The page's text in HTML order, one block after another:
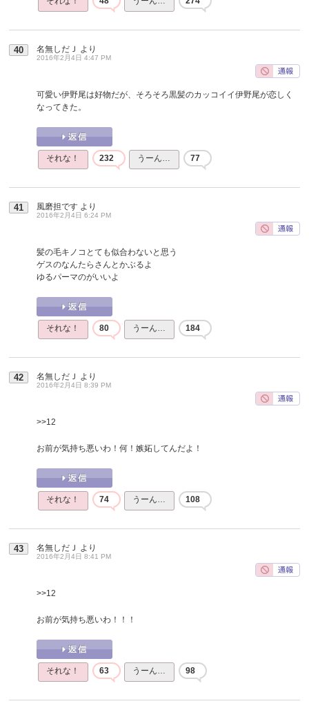
40 名無しだＪ より
2016年2月4日 4:47 PM
可愛い伊野尾は好物だが、そろそろ黒髪のカッコイイ伊野尾が恋しく
なってきた。
それな！ 232 うーん… 77
41 風磨担です より
2016年2月4日 6:24 PM
髪の毛キノコとても似合わないと思う
ゲスのなんたらさんとかぶるよ
ゆるパーマのがいいよ
それな！ 80 うーん… 184
42 名無しだＪ より
2016年2月4日 8:39 PM
>>12
お前が気持ち悪いわ！何！嫉妬してんだよ！
それな！ 74 うーん… 108
43 名無しだＪ より
2016年2月4日 8:41 PM
>>12
お前が気持ち悪いわ！！！
それな！ 63 うーん… 98